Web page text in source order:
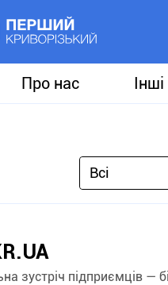
Про нас
Всі
зустріч підприємців —